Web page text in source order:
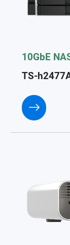
10GbE
TS-